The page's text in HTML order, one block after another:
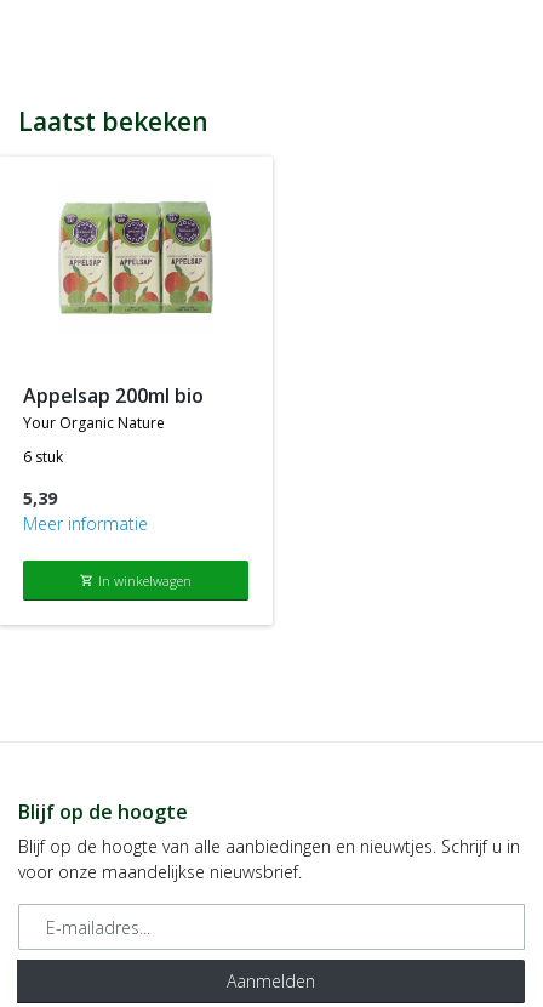
Tijdens het afrekenen zie je dan onderaan een optie om je
spaarpunten in te wisselen, 100 spaarpunten = € 5 korting, 200
spaarpunten bekijken.
LET OP: Je ontvangt geen spaarpunten op producten die al tegen
een bepaalde actieprijs of met een bepaalde korting worden
aangeboden, m.a.w. je ontvangt alleen spaarpunten op
Laatst bekeken
appelsap 200ml bio
your organic nature
6 stuk
5,39
Meer informatie
shopping_cart In winkelwagen
Blijf op de hoogte
Blijf op de hoogte van alle aanbiedingen en nieuwtjes. Schrijf u in
voor onze maandelijkse nieuwsbrief.
E-mailadres
Aanmelden